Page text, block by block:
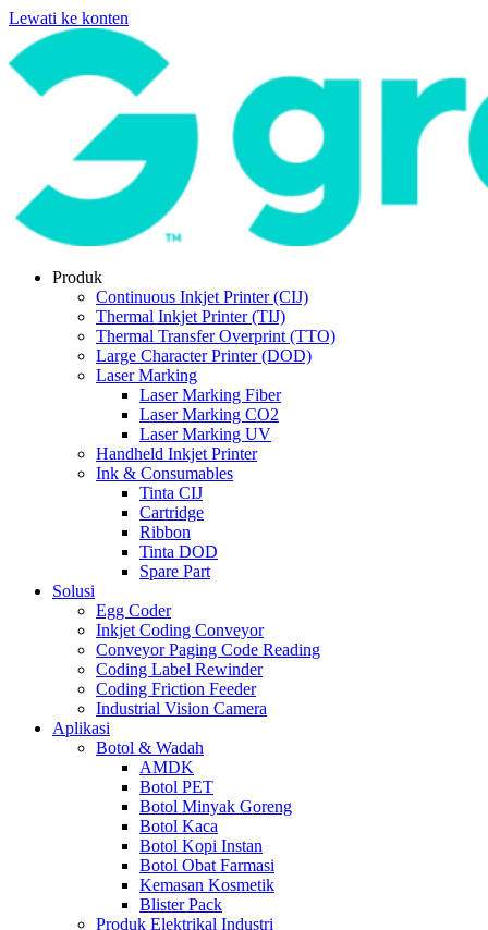
Lewati ke konten
Produk
Continuous Inkjet Printer (CIJ)
Thermal Inkjet Printer (TIJ)
Thermal Transfer Overprint (TTO)
Large Character Printer (DOD)
Laser Marking
Laser Marking Fiber
Laser Marking CO2
Laser Marking UV
Handheld Inkjet Printer
Ink & Consumables
Tinta CIJ
Cartridge
Ribbon
Tinta DOD
Spare Part
Solusi
Egg Coder
Inkjet Coding Conveyor
Conveyor Paging Code Reading
Coding Label Rewinder
Coding Friction Feeder
Industrial Vision Camera
Aplikasi
Botol & Wadah
AMDK
Botol PET
Botol Minyak Goreng
Botol Kaca
Botol Kopi Instan
Botol Obat Farmasi
Kemasan Kosmetik
Blister Pack
Produk Elektrikal Industri